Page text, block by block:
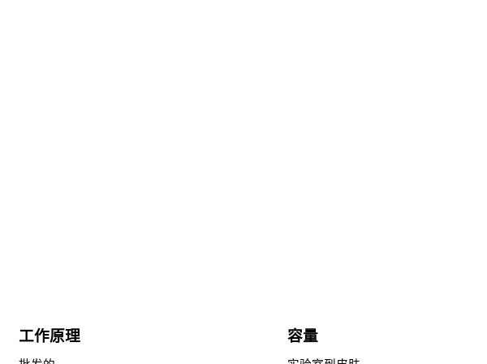
工作原理 容量